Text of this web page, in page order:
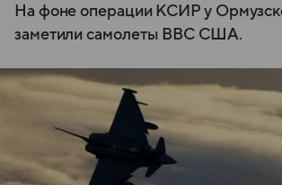
На фоне операции КСИР у
заметили самолеты ВВС США.